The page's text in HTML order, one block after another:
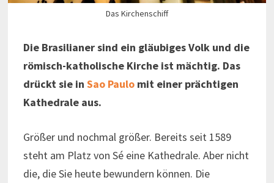
Das Kirchenschiff
Die Brasilianer sind ein gläubiges Volk und die
römisch-katholische Kirche ist mächtig. Das
drückt sie in Sao Paulomit einer prächtigen
Kathedrale aus.
Größer und nochmal größer. Bereits seit 1589
steht am Platz von Sé eine Kathedrale. Aber nicht
die, die Sie heute bewundern können. Die